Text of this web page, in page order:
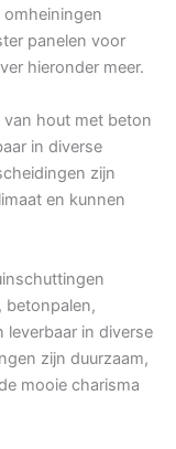
panelen voor
hieronder meer.
hout met beton
in diverse
zijn
en kunnen
betonpalen,
in diverse
zijn duurzaam,
mooie charisma